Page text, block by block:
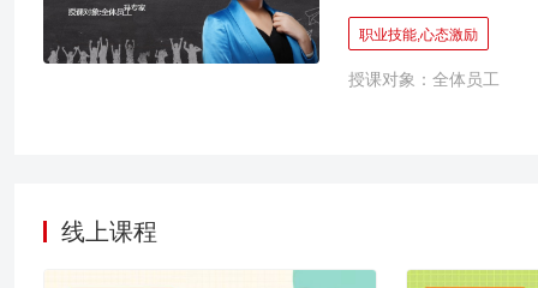
和情绪方面的问题；<br
乏责任感，遇到问题总
的一种背景之下产生的
职业技能,心态激励
授课对象：全体员工
线上课程